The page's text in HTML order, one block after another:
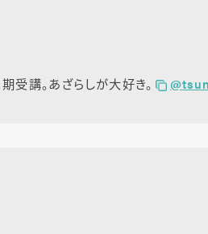
受講。あざらしが大好き。